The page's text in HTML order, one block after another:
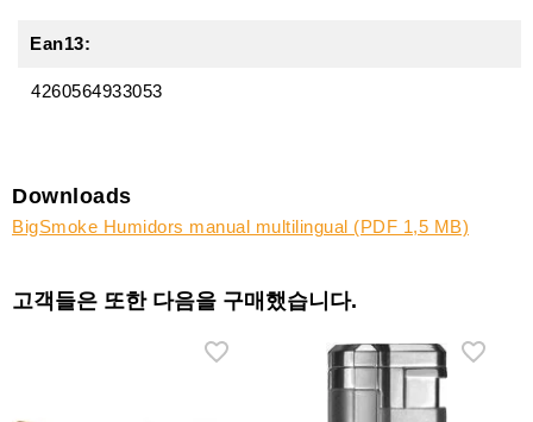
Ean13:
4260564933053
Downloads
BigSmoke Humidors manual multilingual (PDF 1,5 MB)
고객들은 또한 다음을 구매했습니다.